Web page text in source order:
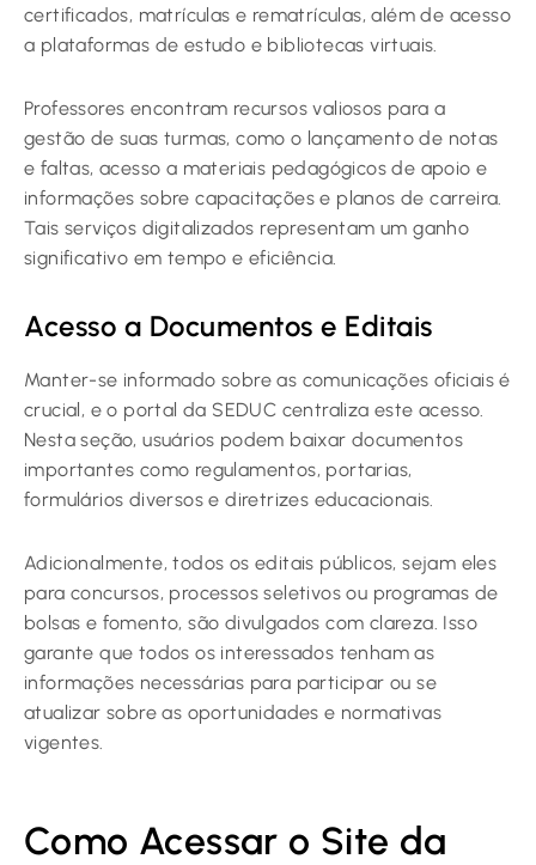
certificados, matrículas e rematrículas, além de acesso
a plataformas de estudo e bibliotecas virtuais.
Professores encontram recursos valiosos para a
gestão de suas turmas, como o lançamento de notas
e faltas, acesso a materiais pedagógicos de apoio e
informações sobre capacitações e planos de carreira.
Tais serviços digitalizados representam um ganho
significativo em tempo e eficiência.
Acesso a Documentos e Editais
Manter-se informado sobre as comunicações oficiais é
crucial, e o portal da SEDUC centraliza este acesso.
Nesta seção, usuários podem baixar documentos
importantes como regulamentos, portarias,
formulários diversos e diretrizes educacionais.
Adicionalmente, todos os editais públicos, sejam eles
para concursos, processos seletivos ou programas de
bolsas e fomento, são divulgados com clareza. Isso
garante que todos os interessados tenham as
informações necessárias para participar ou se
atualizar sobre as oportunidades e normativas
vigentes.
Como Acessar o Site da